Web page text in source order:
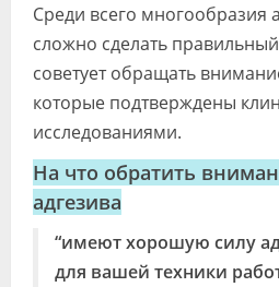
Среди всего многообразия
сложно сделать
советует обращать
которые подтверждены
исследованиями.
На что обратить
адгезива
“имеют хорошую силу
для вашей техники